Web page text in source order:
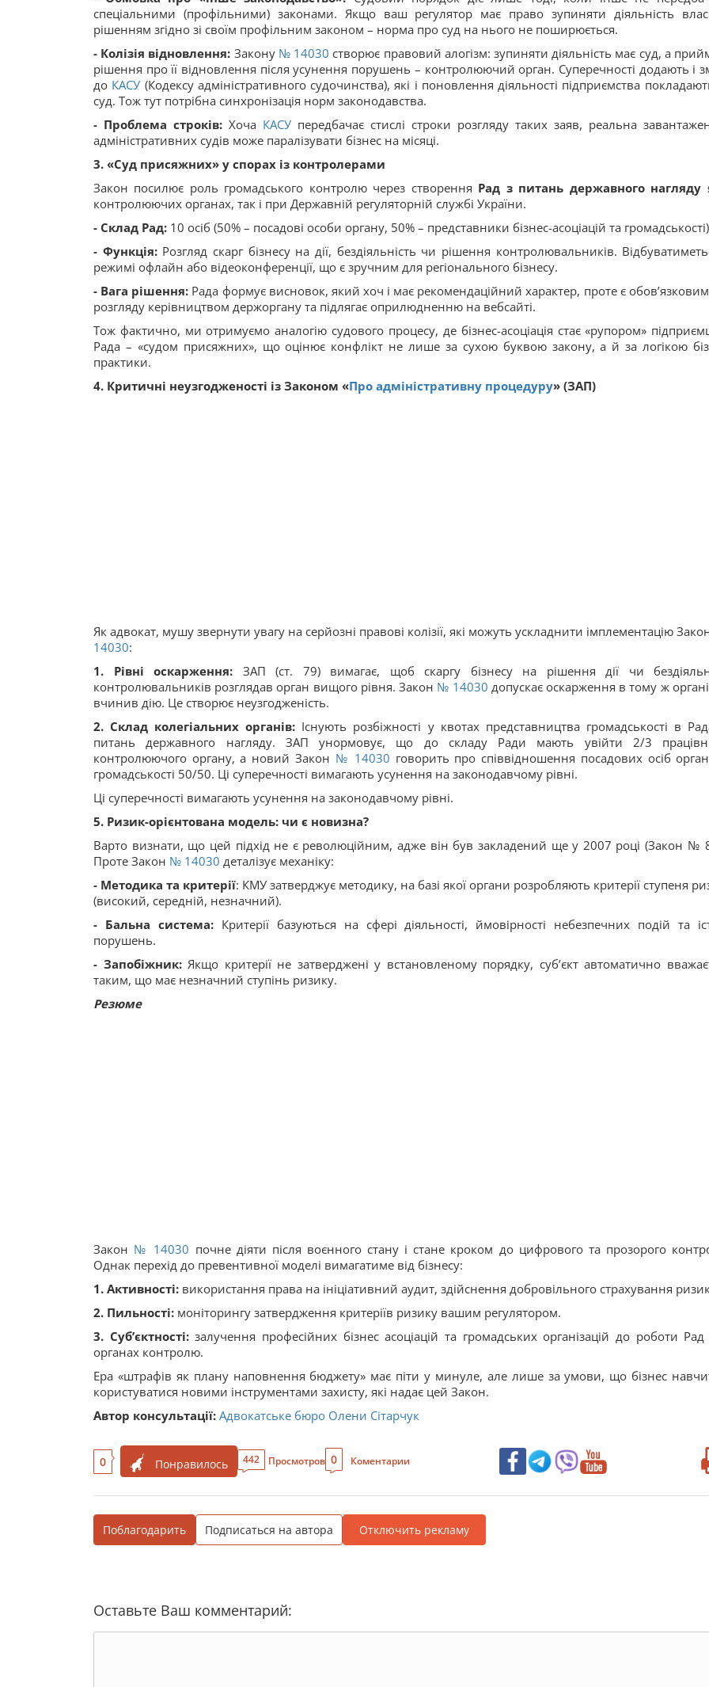
спеціальними (профільними) законами. Якщо ваш регулятор має право зупиняти діяльність
рішенням згідно зі своїм профільним законом – норма про суд на нього не поширюється.
- Колізія відновлення: Закону № 14030 створює правовий алогізм: зупиняти діяльність має суд, а
рішення про її відновлення після усунення порушень – контролюючий орган. Суперечності додають і
до КАСУ (Кодексу адміністративного судочинства), які і поновлення діяльності підприємства
суд. Тож тут потрібна синхронізація норм законодавства.
- Проблема строків: Хоча КАСУ передбачає стислі строки розгляду таких заяв, реальна
адміністративних судів може паралізувати бізнес на місяці.
3. «Суд присяжних» у спорах із контролерами
Закон посилює роль громадського контролю через створення Рад з питань державного нагляду
контролюючих органах, так і при Державній регуляторній службі України.
- Склад Рад: 10 осіб (50% – посадові особи органу, 50% – представники бізнес-асоціацій та
- Функція:Розгляд скарг бізнесу на дії, бездіяльність чи рішення контролювальників.
режимі офлайн або відеоконференції, що є зручним для регіонального бізнесу.
- Вага рішення: Рада формує висновок, який хоч і має рекомендаційний характер, проте є
розгляду керівництвом держоргану та підлягає оприлюдненню на вебсайті.
Тож фактично, ми отримуємо аналогію судового процесу, де бізнес-асоціація стає «рупором»
Рада – «судом присяжних», що оцінює конфлікт не лише за сухою буквою закону, а й за логікою
практики.
4. Критичні неузгодженості із Законом «Про адміністративну процедуру» (ЗАП)
Як адвокат, мушу звернути увагу на серйозні правові колізії, які можуть ускладнити імплементацію
14030:
1. Рівні оскарження: ЗАП (ст. 79) вимагає, щоб скаргу бізнесу на рішення дії чи
контролювальників розглядав орган вищого рівня. Закон № 14030 допускає оскарження в тому ж
вчинив дію. Це створює неузгодженість.
2. Склад колегіальних органів: Існують розбіжності у квотах представництва громадськості в
питань державного нагляду. ЗАП унормовує, що до складу Ради мають увійти 2/3
контролюючого органу, а новий Закон № 14030 говорить про співвідношення посадових осіб
громадськості 50/50. Ці суперечності вимагають усунення на законодавчому рівні.
Ці суперечності вимагають усунення на законодавчому рівні.
5. Ризик-орієнтована модель: чи є новизна?
Варто визнати, що цей підхід не є революційним, адже він був закладений ще у 2007 році (Закон №
Проте Закон № 14030 деталізує механіку:
- Методика та критерії: КМУ затверджує методику, на базі якої органи розробляють критерії ступеня
(високий, середній, незначний).
- Бальна система:Критерії базуються на сфері діяльності, ймовірності небезпечних подій та
порушень.
- Запобіжник:Якщо критерії не затверджені у встановленому порядку, суб’єкт автоматично
таким, що має незначний ступінь ризику.
Резюме
Закон № 14030 почне діяти після воєнного стану і стане кроком до цифрового та прозорого
Однак перехід до превентивної моделі вимагатиме від бізнесу:
1. Активності: використання права на ініціативний аудит, здійснення добровільного страхування
2. Пильності: моніторингу затвердження критеріїв ризику вашим регулятором.
3. Суб’єктності:залучення професійних бізнес асоціацій та громадських організацій до роботи
органах контролю.
Ера «штрафів як плану наповнення бюджету» має піти у минуле, але лише за умови, що бізнес
користуватися новими інструментами захисту, які надає цей Закон.
Автор консультації: Адвокатське бюро Олени Сітарчук
0 Понравилось 442 Просмотров 0 Коментарии
Поблагодарить Подписаться на автора Отключить рекламу
Оставьте Ваш комментарий: